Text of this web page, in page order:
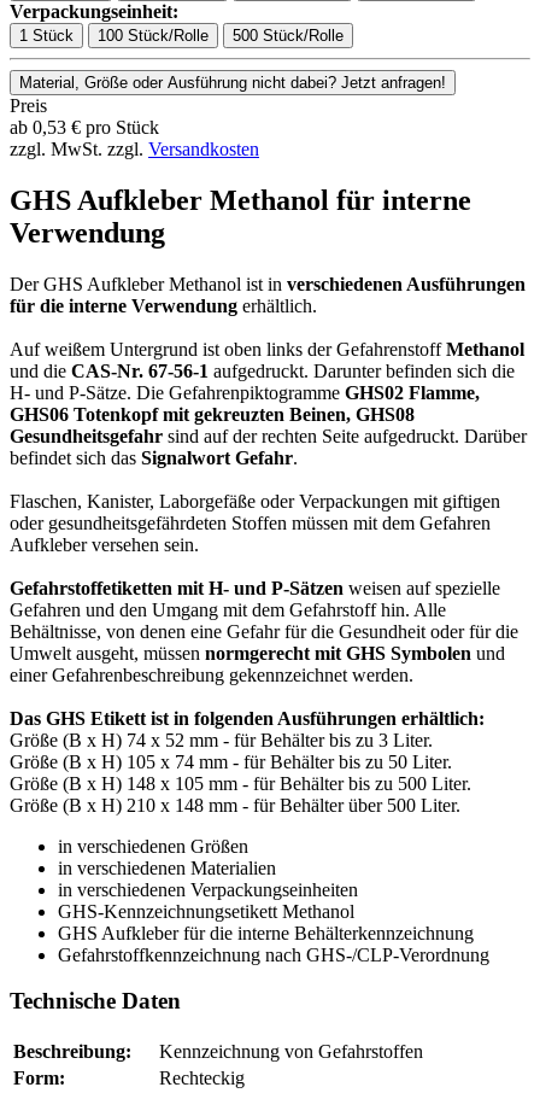
Verpackungseinheit:
1 Stück 100 Stück/Rolle 500 Stück/Rolle
Material, Größe oder Ausführung nicht dabei? Jetzt anfragen!
Preis
ab 0,53 € pro Stück
zzgl. MwSt. zzgl. Versandkosten
GHS Aufkleber Methanol für interne
Verwendung
Der GHS Aufkleber Methanol ist in verschiedenen Ausführungen
für die interne Verwendung erhältlich.
Auf weißem Untergrund ist oben links der GefahrenstoffMethanol
und die CAS-Nr. 67-56-1 aufgedruckt. Darunter befinden sich die
H- und P-Sätze. Die Gefahrenpiktogramme GHS02 Flamme,
GHS06 Totenkopf mit gekreuzten Beinen, GHS08
Gesundheitsgefahr sind auf der rechten Seite aufgedruckt. Darüber
befindet sich das Signalwort Gefahr.
Flaschen, Kanister, Laborgefäße oder Verpackungen mit giftigen
oder gesundheitsgefährdeten Stoffen müssen mit dem Gefahren
Aufkleber versehen sein.
Gefahrstoffetiketten mit H- und P-Sätzen weisen auf spezielle
Gefahren und den Umgang mit dem Gefahrstoff hin. Alle
Behältnisse, von denen eine Gefahr für die Gesundheit oder für die
Umwelt ausgeht, müssen normgerecht mit GHS Symbolen und
einer Gefahrenbeschreibung gekennzeichnet werden.
Das GHS Etikett ist in folgenden Ausführungen erhältlich:
Größe (B x H) 74 x 52 mm - für Behälter bis zu 3 Liter.
Größe (B x H) 105 x 74 mm - für Behälter bis zu 50 Liter.
Größe (B x H) 148 x 105 mm - für Behälter bis zu 500 Liter.
Größe (B x H) 210 x 148 mm - für Behälter über 500 Liter.
in verschiedenen Größen
in verschiedenen Materialien
in verschiedenen Verpackungseinheiten
GHS-Kennzeichnungsetikett Methanol
GHS Aufkleber für die interne Behälterkennzeichnung
Gefahrstoffkennzeichnung nach GHS-/CLP-Verordnung
Technische Daten
Beschreibung:
Kennzeichnung von Gefahrstoffen
Form:
Rechteckig